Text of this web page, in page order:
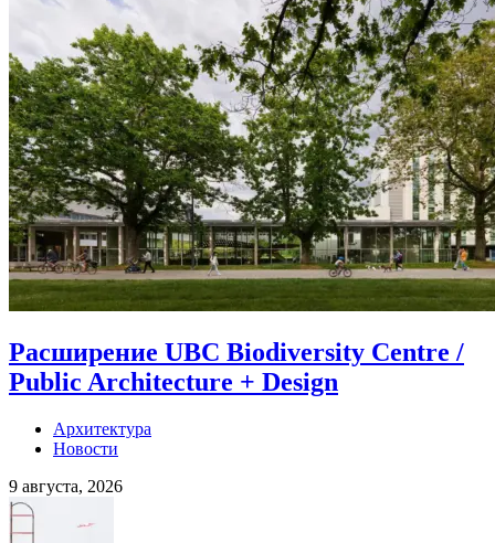
Расширение UBC Biodiversity Centre /
Public Architecture + Design
Архитектура
Новости
9 августа, 2026